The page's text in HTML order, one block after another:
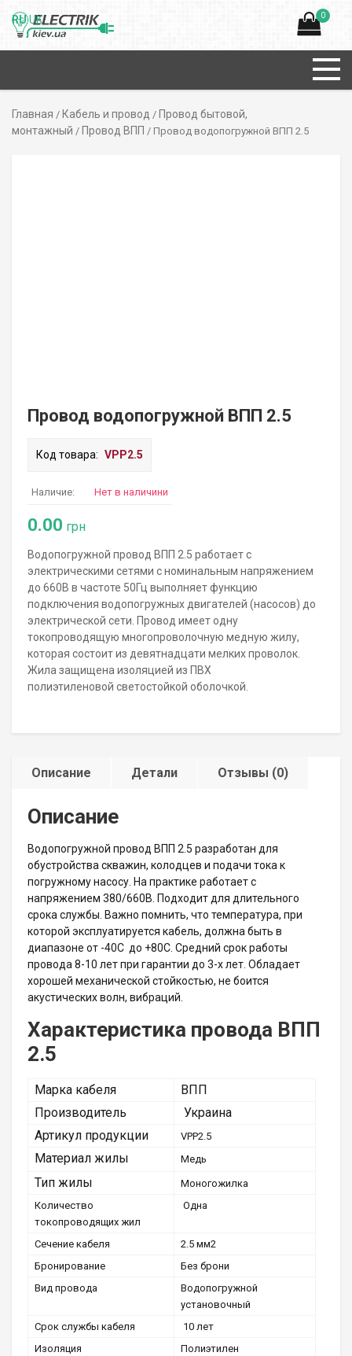
0
Главная / Кабель и провод / Провод бытовой,
монтажный / Провод ВПП / Провод водопогружной ВПП 2.5
Провод водопогружной ВПП 2.5
Код товара: VPP2.5
Наличие: Нет в наличини
0.00 грн
Водопогружной провод ВПП 2.5 работает с
электрическими сетями с номинальным напряжением
до 660В в частоте 50Гц выполняет функцию
подключения водопогружных двигателей (насосов) до
электрической сети. Провод имеет одну
токопроводящую многопроволочную медную жилу,
которая состоит из девятнадцати мелких проволок.
Жила защищена изоляцией из ПВХ
полиэтиленовой светостойкой оболочкой.
Описание Детали Отзывы (0)
Описание
Водопогружной провод ВПП 2.5 разработан для
обустройства скважин, колодцев и подачи тока к
погружному насосу. На практике работает с
напряжением 380/660В. Подходит для длительного
срока службы. Важно помнить, что температура, при
которой эксплуатируется кабель, должна быть в
диапазоне от -40С до +80С. Средний срок работы
провода 8-10 лет при гарантии до 3-х лет. Обладает
хорошей механической стойкостью, не боится
акустических волн, вибраций.
Характеристика провода ВПП
2.5
Марка кабеля
ВПП
Производитель
Украина
Артикул продукции
VPP2.5
Материал жилы Медь
Тип жилы
Моногожилка
Количество
токопроводящих жил
Одна
Сечение кабеля
2.5 мм2
Бронирование
Без брони
Вид провода
Водопогружной
установочный
Срок службы кабеля
10 лет
Изоляция
Полиэтилен
RUUK